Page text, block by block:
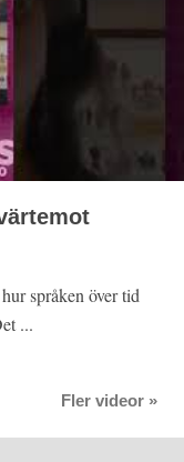
språken över tid
...
Fler videor »